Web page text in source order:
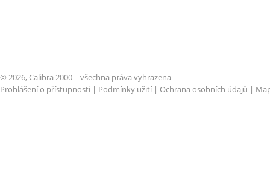
© 2026, Calibra 2000 – všechna práva vyhrazena
Prohlášení o přístupnosti | Podmínky užití| Ochrana osobních údajů |